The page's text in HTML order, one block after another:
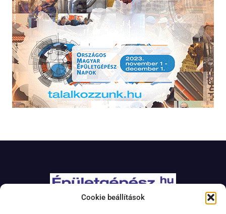
Cookie beállítások